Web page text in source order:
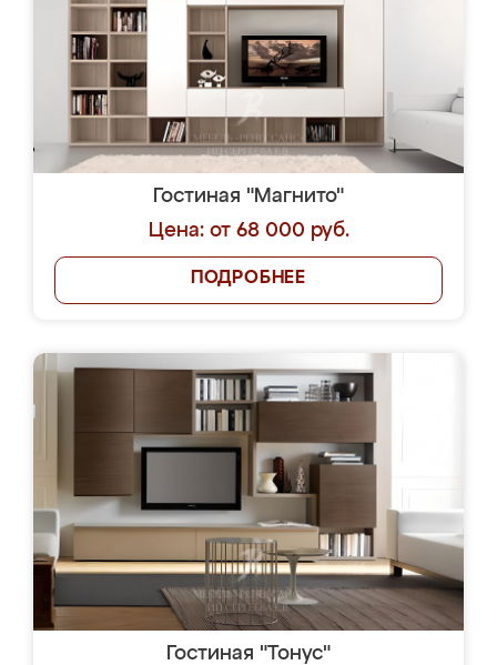
Гостиная "Магнито"
Цена: от 68 000 руб.
ПОДРОБНЕЕ
Гостиная "Тонус"